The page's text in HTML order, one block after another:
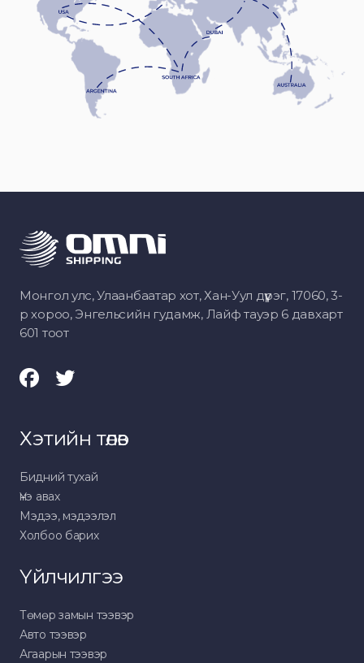
Монгол улс, Улаанбаатар хот, Хан-Уул дүүрэг, 17060, 3-
р хороо, Энгельсийн гудамж, Лайф тауэр 6 давхарт
601 тоот
Хэтийн төлөв
Бидний тухай
Үнэ авах
Мэдээ, мэдээлэл
Холбоо барих
Үйлчилгээ
Төмөр замын тээвэр
Авто тээвэр
Агаарын тээвэр